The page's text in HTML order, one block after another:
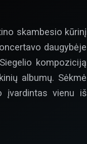
skambesio kūrinį
daugybėje
kompoziciją
albumų. Sėkmė
įvardintas vienu iš